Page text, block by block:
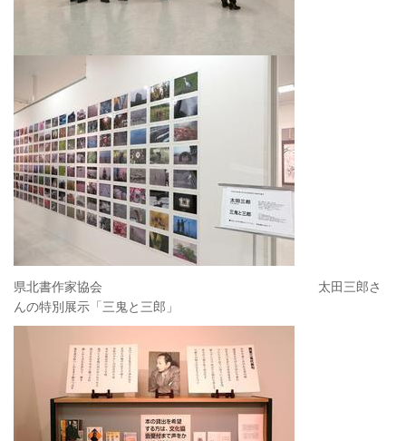
県北書作家協会 太田三郎さ
んの特別展示「三鬼と三郎」